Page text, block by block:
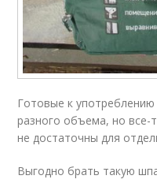
Готовые к
разного объема, но все-
не достаточны для
Выгодно брать такую